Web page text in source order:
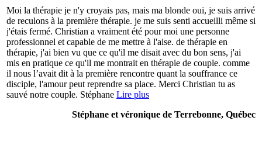
Moi la thérapie je n'y croyais pas, mais ma blonde oui, je suis arrivé
de reculons à la première thérapie. je me suis senti accueilli même si
j'étais fermé. Christian a vraiment été pour moi une personne
professionnel et capable de me mettre à l'aise. de thérapie en
thérapie, j'ai bien vu que ce qu'il me disait avec du bon sens, j'ai
mis en pratique ce qu'il me montrait en thérapie de couple. comme
il nous l’avait dit à la première rencontre quant la souffrance ce
disciple, l'amour peut reprendre sa place. Merci Christian tu as
sauvé notre couple. Stéphane Lire plus
Stéphane et véronique de Terrebonne, Québec